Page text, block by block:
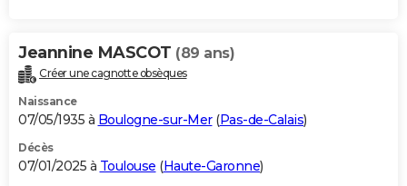
Jeannine MASCOT (89 ans)
Créer une cagnotte obsèques
Naissance
07/05/1935 à Boulogne-sur-Mer(Pas-de-Calais)
Décès
07/01/2025 à Toulouse (Haute-Garonne)